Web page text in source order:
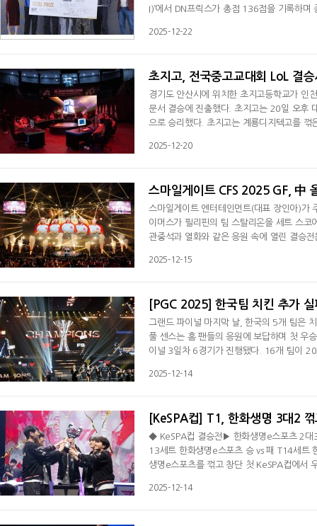
I)’에서 DN프릭스가 총점 136점을 기록하
각 지역 마스터즈 우승팀을 비롯한 6개 지
2025-12-22
초지고, 전국중고교대회 LoL 결
경기도 안산시에 위치한 초지고등학교가 인
문서 결승에 진출했다. 초지고는 20일 오후
으로 승리했다. 초지고는 계룡디지텍고를
앞서나갔다. 초지고는 2세트서는 아트록스,
2025-12-20
스마일게이트 CFS 2025 GF, 中
스마일게이트 엔터테인먼트(대표 장인아)가
이머스가 필리핀의 팀 스탈리온을 세트 스
관중석과 열화와 같은 응원 속에 열린 결승
였다.결승전은 중국의 명가 올 게이머스와
2025-12-15
[PGC 2025] 한국팀 치킨 추가
그랜드 파이널 마지막 날, 한국의 5개 팀은
풀 센스는 홈 팬들의 응원에 보답하며 첫 우
이널 3일차 6경기가 진행됐다. 16개 팀이
남동쪽 자기장이 잡힌 상황서 DN프릭스가
2025-12-14
[KeSPA컵] T1, 한화생명 3대2
◆ KeSPA컵 결승전▶ 한화생명e스포츠 2대
13세트 한화생명e스포츠 승 vs 패 T14세트
생명e스포츠를 꺾고 창단 첫 KeSPA컵에서
상금 6천만 원을 획득했다. 결승전
2025-12-14